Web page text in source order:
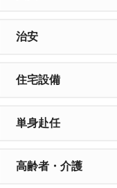
治安
住宅設備
単身赴任
高齢者・介護